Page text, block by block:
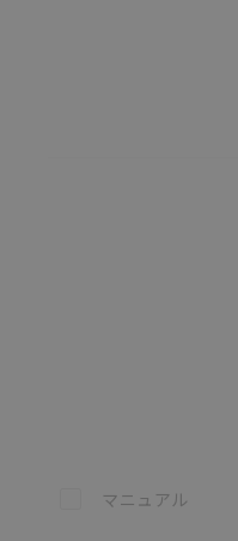
この資料を選択
マニュアル